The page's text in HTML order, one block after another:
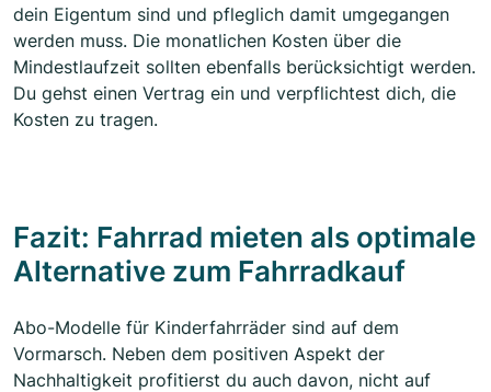
dein Eigentum sind und pfleglich damit umgegangen
werden muss. Die monatlichen Kosten über die
Mindestlaufzeit sollten ebenfalls berücksichtigt werden.
Du gehst einen Vertrag ein und verpflichtest dich, die
Kosten zu tragen.
Fazit: Fahrrad mieten als optimale
Alternative zum Fahrradkauf
Abo-Modelle für Kinderfahrräder sind auf dem
Vormarsch. Neben dem positiven Aspekt der
Nachhaltigkeit profitierst du auch davon, nicht auf